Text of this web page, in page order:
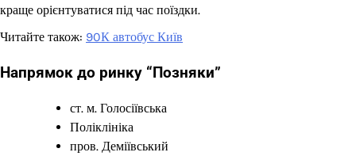
краще орієнтуватися під час поїздки.
Читайте також: 90К автобус Київ
Напрямок до ринку “Позняки”
ст. м. Голосіївська
Поліклініка
пров. Деміївський